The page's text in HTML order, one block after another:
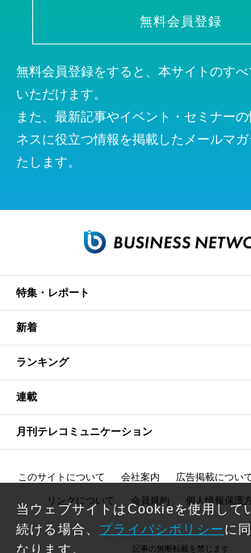
無料会員登録
無料会員登録をすると、本サイトのす
いただけます。
また、最新記事やイベント・セミナー
ネスに役立つ情報を掲載したメールマ
たします。
特集・レポート
新着
ランキング
連載
月刊テレコミュニケーション
このサイトについて 会社案内 広告掲載につい
リンクについて 会員規約 個人情報保護
記事の無断転載を禁じます
当ウェブサイトはCookieを使用して
続ける場合、 プライバシポリシーに
なります。